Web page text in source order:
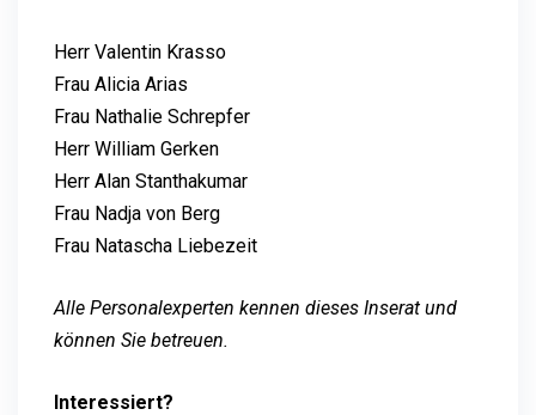
Herr Valentin Krasso
Frau Alicia Arias
Frau Nathalie Schrepfer
Herr William Gerken
Herr Alan Stanthakumar
Frau Nadja von Berg
Frau Natascha Liebezeit
Alle Personalexperten kennen dieses Inserat und
können Sie betreuen.
Interessiert?